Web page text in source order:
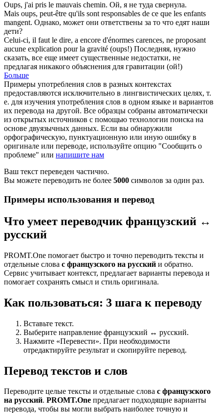
Oups, j'ai pris le mauvais chemin. Ой, я не туда свернула.
Mais oups, peut-être qu'ils sont responsables de ce que les enfants
mangent. Однако, может они ответствены за то что едят наши
дети?
Celui-ci, il faut le dire, a encore d'énormes carences, ne proposant
aucune explication pour la gravité (oups!) Последняя, нужно
сказать, все еще имеет существенные недостатки, не
предлагая никакого объяснения для гравитации (ой!)
Больше
Примеры употребления слов в разных контекстах
предоставляются исключительно в лингвистических целях, т.
е. для изучения употребления слов в одном языке и вариантов
их перевода на другой. Все образцы собраны автоматически
из открытых источников с помощью технологии поиска на
основе двуязычных данных. Если вы обнаружили
орфографическую, пунктуационную или иную ошибку в
оригинале или переводе, используйте опцию "Сообщить о
проблеме" или напишите нам
Ваш текст переведен частично.
Вы можете переводить не более 5000 символов за один раз.
Примеры использования и перевод
Что умеет переводчик французский ↔
русский
PROMT.One помогает быстро и точно переводить тексты и
отдельные слова с французского на русский и обратно.
Сервис учитывает контекст, предлагает варианты перевода и
помогает сохранять смысл и стиль оригинала.
Как пользоваться: 3 шага к переводу
Вставьте текст.
Выберите направление французский ↔ русский.
Нажмите «Перевести». При необходимости
отредактируйте результат и скопируйте перевод.
Перевод текстов и слов
Переводите целые тексты и отдельные слова с французского
на русский. PROMT.One предлагает подходящие варианты
перевода, чтобы вы могли выбрать наиболее точную и